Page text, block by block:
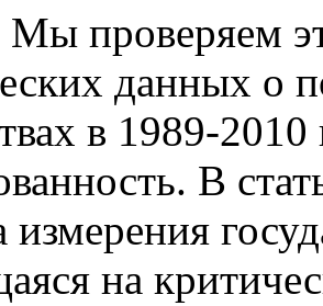
проверяем
данных о
в 1989-2010
В
измерения
на